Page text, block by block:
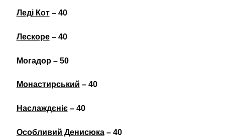
Леді Кот– 40
Лескоре– 40
Могадор – 50
Монастирський – 40
Наслаждєніє– 40
Особливий Денисюка– 40